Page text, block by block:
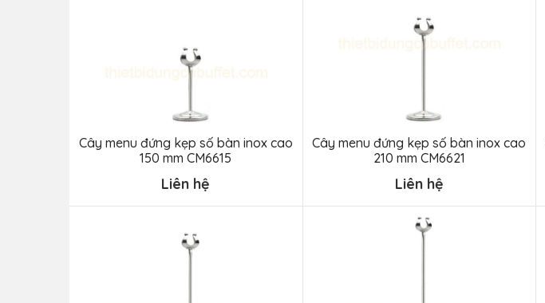
Cây menu đứng kẹp số bàn inox cao
150 mm CM6615
Liên hệ
Cây menu đứng kẹp số bàn inox cao
210 mm CM6621
Liên hệ